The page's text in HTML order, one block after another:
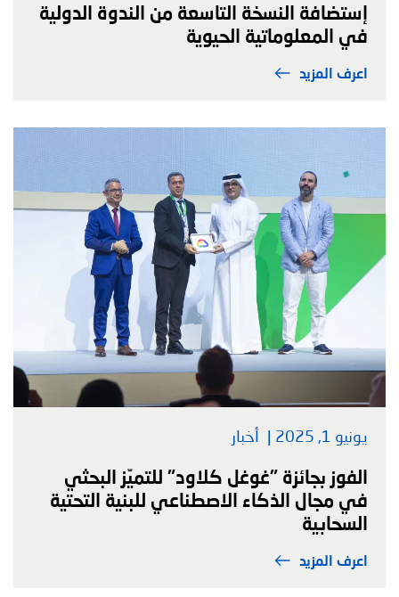
إستضافة النسخة التاسعة من الندوة الدولية
في المعلوماتية الحيوية
اعرف المزيد
يونيو 1, 2025 أخبار
الفوز بجائزة "غوغل كلاود" للتميّز البحثي
في مجال الذكاء الاصطناعي للبنية التحتية
السحابية
اعرف المزيد